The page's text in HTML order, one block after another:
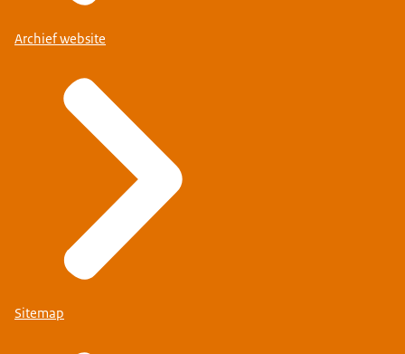
Archief website
Sitemap